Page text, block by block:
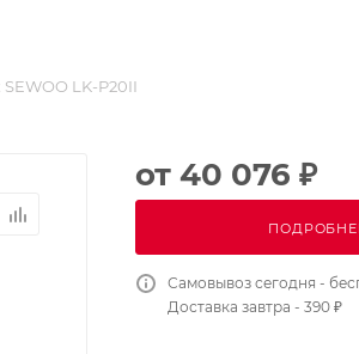
LK-P20II
от 40 076 ₽
Самовывоз сегодня -
Доставка завтра - 390 ₽